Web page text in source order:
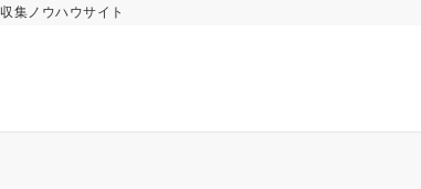
集ノウハウサイト